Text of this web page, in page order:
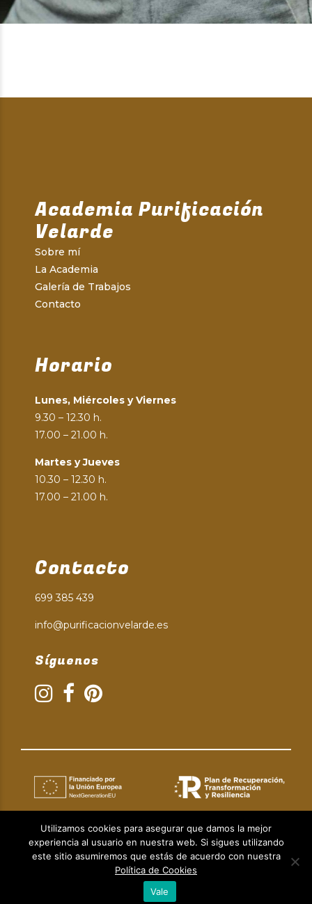
Academia Purificación
Velarde
Sobre mí
La Academia
Galería de Trabajos
Contacto
Horario
Lunes, Miércoles y Viernes
9.30 – 12.30 h.
17.00 – 21.00 h.
Martes y Jueves
10.30 – 12.30 h.
17.00 – 21.00 h.
Contacto
699 385 439
info@purificacionvelarde.es
Síguenos
Aviso Legal|Política de Privacidad|Política de Cookies
© Copyright 2024 | Diseño web:Taller Empresarial 2.0.
Utilizamos cookies para asegurar que damos la mejor
experiencia al usuario en nuestra web. Si sigues utilizando
este sitio asumiremos que estás de acuerdo con nuestra
Política de Cookies
Vale